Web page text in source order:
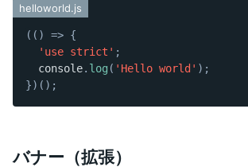
helloworld.js
( ( ) => {
'use strict' ;
  console
. log ( 'Hello world' ) ;
}) ( ) ;
バナー（拡張）